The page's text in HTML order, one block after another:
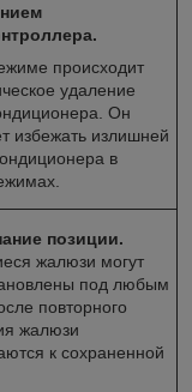
происходит
удаление
Он
избежать излишней
в
позиции.
жалюзи могут
под любым
повторного
жалюзи
к сохраненной